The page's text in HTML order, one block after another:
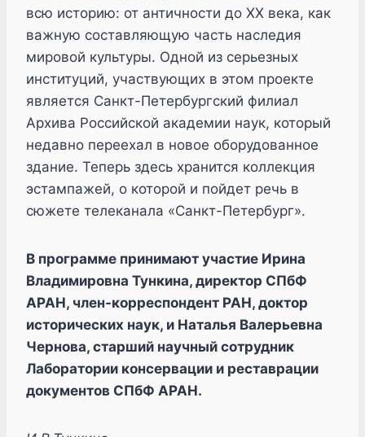
всю историю: от античности до ХХ века, как
важную составляющую часть наследия
мировой культуры. Одной из серьезных
институций, участвующих в этом проекте
является Санкт-Петербургский филиал
Архива Российской академии наук, который
недавно переехал в новое оборудованное
здание. Теперь здесь хранится коллекция
эстампажей, о которой и пойдет речь в
сюжете телеканала «Санкт-Петербург».
В программе принимают участие Ирина
Владимировна Тункина, директор СПбФ
АРАН, член-корреспондент РАН, доктор
исторических наук, и Наталья Валерьевна
Чернова, старший научный сотрудник
Лаборатории консервации и реставрации
документов СПбФ АРАН.